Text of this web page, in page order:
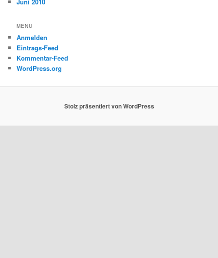
MENU
Anmelden
Eintrags-Feed
Kommentar-Feed
WordPress.org
Stolz präsentiert von WordPress